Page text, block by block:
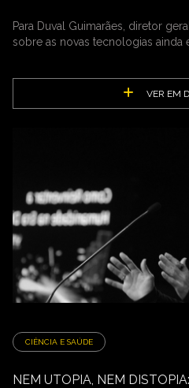
Para Duval Guimarães, diretor
sobre as novas tecnologias ainda
VER EM
CIÊNCIA E SAÚDE
NEM UTOPIA, NEM